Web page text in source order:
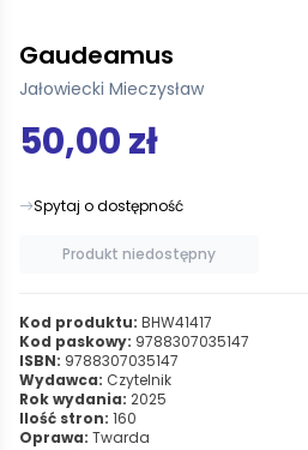
Gaudeamus
Jałowiecki Mieczysław
50,00 zł
Spytaj o dostępność
Produkt niedostępny
Kod produktu: BHW41417
Kod paskowy: 9788307035147
ISBN: 9788307035147
Wydawca: Czytelnik
Rok wydania: 2025
Ilość stron: 160
Oprawa: Twarda